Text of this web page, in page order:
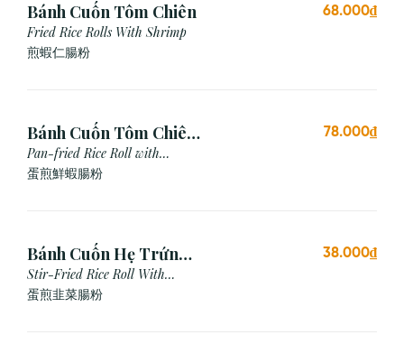
Bánh Cuốn Tôm Chiên
Fried Rice Rolls With Shrimp
煎蝦仁腸粉
68.000₫
Bánh Cuốn Tôm Chiên
Trứng
Pan-fried Rice Roll with
Shrimp & Egg
蛋煎鮮蝦腸粉
78.000₫
Bánh Cuốn Hẹ Trứng
Xào
Stir-Fried Rice Roll With
Chives & Egg
蛋煎⾲菜腸粉
38.000₫